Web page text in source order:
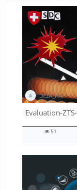
DEZA_HAF
05:33 duration
51